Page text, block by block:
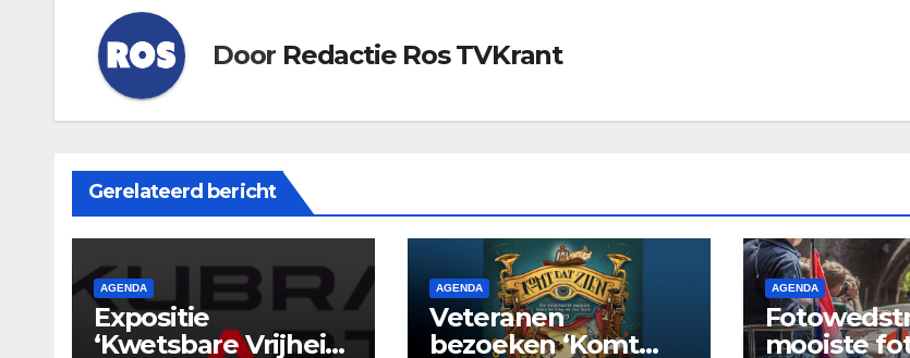
Door Redactie Ros TVKrant
Gerelateerd bericht
AGENDA
Expositie
‘Kwetsbare Vrijheid’
AGENDA
Veteranen
bezoeken ‘Komt
AGENDA
mooiste